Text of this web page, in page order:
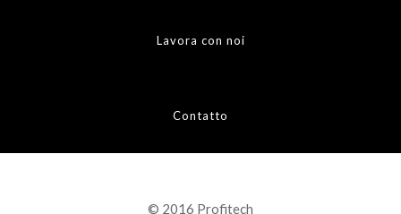
Lavora con noi
Contatto
© 2016 Profitech